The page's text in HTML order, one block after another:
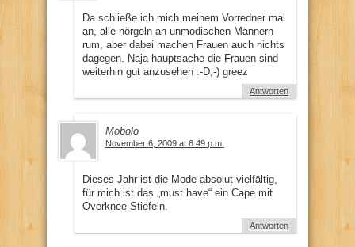
Da schließe ich mich meinem Vorredner mal
an, alle nörgeln an unmodischen Männern
rum, aber dabei machen Frauen auch nichts
dagegen. Naja hauptsache die Frauen sind
weiterhin gut anzusehen :-D;-) greez
Antworten
Mobolo
November 6, 2009 at 6:49 p.m.
Dieses Jahr ist die Mode absolut vielfältig,
für mich ist das „must have“ ein Cape mit
Overknee-Stiefeln.
Antworten